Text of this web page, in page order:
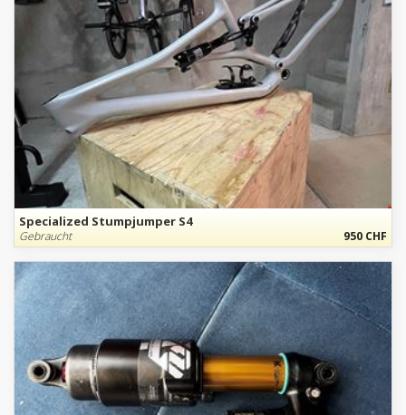
Specialized Stumpjumper S4
Gebraucht 950 CHF